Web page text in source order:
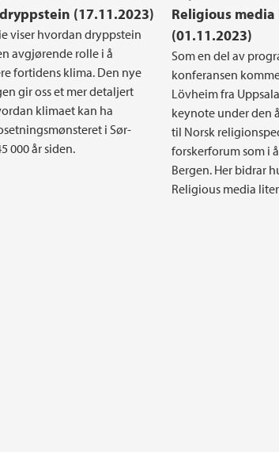
(17.11.2023)
viser hvordan dryppstein
avgjørende rolle i å
fortidens klima. Den nye
gir oss et mer detaljert
klimaet kan ha
i Sør-
000 år siden.
Religious
(01.11.2023)
Som en del av
konferansen
Lövheim fra
keynote under den
til Norsk
forskerforum som i
Bergen. Her bidrar
Religious media